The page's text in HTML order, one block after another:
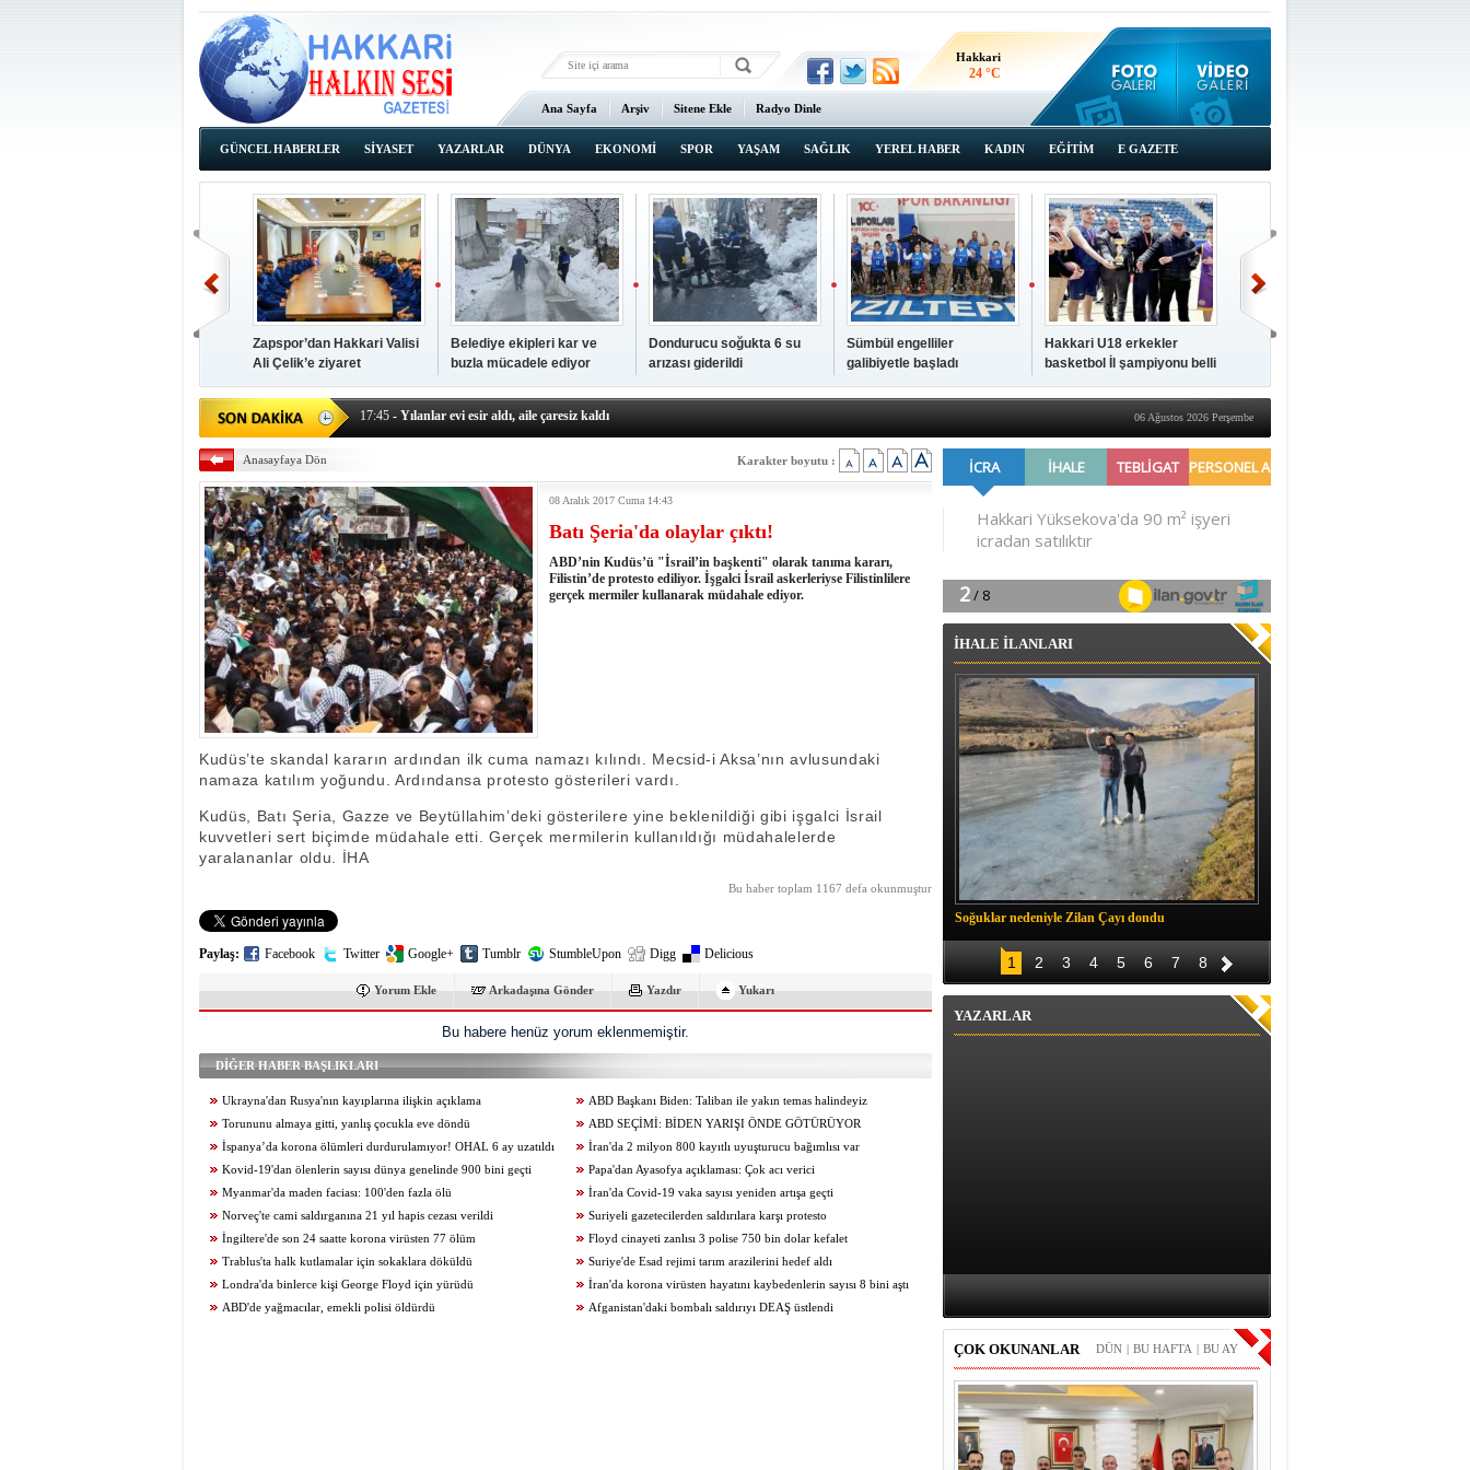
Hakkari
24 °C
Ana Sayfa Arşiv Sitene Ekle Radyo Dinle
GÜNCEL HABERLER SİYASET YAZARLAR DÜNYA EKONOMİ SPOR YAŞAM SAĞLIK YEREL HABER KADIN EĞİTİM E GAZETE
Zapspor’dan Hakkari Valisi
Ali Çelik’e ziyaret
Belediye ekipleri kar ve
buzla mücadele ediyor
Dondurucu soğukta 6 su
arızası giderildi
Sümbül engelliler
galibiyetle başladı
Hakkari U18 erkekler
basketbol İl şampiyonu belli
oldu
Toplantısı yapıldı
17:45 - Yılanlar evi esir aldı, aile çaresiz kaldı
17:43- Hakkari Cumhuriyet Başsavcısı Ufuk Turan görevine başladı
17:37- Başkan Büyüksu: Gençlerimiz için geleceğe yatırım yapıyoruz
17:35- Hakkari'ye Raftingde Çifte Gurur
17:32- Dağcı Yüksel Işık'ın izini köylüler buldu
17:30- Hayvanlar Şarbona karşı aşılanıyor
17:27- Hakkari'de yaz ortasında kış manzarası
19:22- Cennet-Cehennem Vadisi'nde tarihi güreş finali
19:19- CHP Hakkari ve 26 il başkanını görevden aldı
19:17- Cennet Cehennem Vadisi'nde şampiyonluk mücadelesi start aldı
19:13- Bakan Yardımcısı Çelik, Aşiret Lideri Keskin'i ziyaret etti
19:10- Hakkari'de 503 kilogram Esrar ele geçirildi
19:08- Bakan Yardımcısı Ali Çelik Hakkari’de sevgi seli
06 Ağustos 2026 Perşembe
Anasayfaya Dön Karakter boyutu :
08 Aralık 2017 Cuma 14:43
Batı Şeria'da olaylar çıktı!
ABD’nin Kudüs’ü "İsrail’in başkenti" olarak tanıma kararı,
Filistin’de protesto ediliyor. İşgalci İsrail askerleriyse Filistinlilere
gerçek mermiler kullanarak müdahale ediyor.
Kudüs’te skandal kararın ardından ilk cuma namazı kılındı. Mecsid-i Aksa’nın avlusundaki
namaza katılım yoğundu. Ardındansa protesto gösterileri vardı.
Kudüs, Batı Şeria, Gazze ve Beytüllahim’deki gösterilere yine beklenildiği gibi işgalci İsrail
kuvvetleri sert biçimde müdahale etti. Gerçek mermilerin kullanıldığı müdahalelerde
yaralananlar oldu. İHA
Bu haber toplam 1167 defa okunmuştur
Paylaş: Facebook Twitter Google+ Tumblr StumbleUpon Digg Delicious
Yorum Ekle Arkadaşına Gönder Yazdır Yukarı
Bu habere henüz yorum eklenmemiştir.
DİĞER HABER BAŞLIKLARI
Ukrayna'dan Rusya'nın kayıplarına ilişkin açıklama
ABD Başkanı Biden: Taliban ile yakın temas halindeyiz
Torununu almaya gitti, yanlış çocukla eve döndü
ABD SEÇİMİ: BİDEN YARIŞI ÖNDE GÖTÜRÜYOR
İspanya’da korona ölümleri durdurulamıyor! OHAL 6 ay uzatıldı
İran'da 2 milyon 800 kayıtlı uyuşturucu bağımlısı var
Kovid-19'dan ölenlerin sayısı dünya genelinde 900 bini geçti
Papa'dan Ayasofya açıklaması: Çok acı verici
Myanmar'da maden faciası: 100'den fazla ölü
İran'da Covid-19 vaka sayısı yeniden artışa geçti
Norveç'te cami saldırganına 21 yıl hapis cezası verildi
Suriyeli gazetecilerden saldırılara karşı protesto
İngiltere'de son 24 saatte korona virüsten 77 ölüm
Floyd cinayeti zanlısı 3 polise 750 bin dolar kefalet
Trablus'ta halk kutlamalar için sokaklara döküldü
Suriye'de Esad rejimi tarım arazilerini hedef aldı
Londra'da binlerce kişi George Floyd için yürüdü
İran'da korona virüsten hayatını kaybedenlerin sayısı 8 bini aştı
ABD'de yağmacılar, emekli polisi öldürdü
Afganistan'daki bombalı saldırıyı DEAŞ üstlendi
İHALE İLANLARI
Soğuklar nedeniyle Zilan Çayı dondu
1 2 3 4 5 6 7 8
YAZARLAR
ÇOK OKUNANLAR BU AY
|
BU HAFTA
|
DÜN